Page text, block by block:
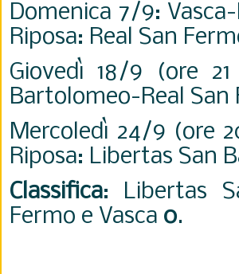
Domenica 7/9:
Riposa: Real San
Giovedì 18/9 (ore
Bartolomeo-Real San
Mercoledì 24/9 (ore
Riposa: Libertas San
Classifica: Libertas
Fermo e Vasca 0.